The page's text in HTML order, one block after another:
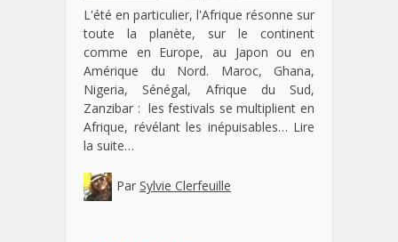
L'été en particulier, l'Afrique résonne sur
toute la planète, sur le continent
comme en Europe, au Japon ou en
Amérique du Nord. Maroc, Ghana,
Nigeria, Sénégal, Afrique du Sud,
Zanzibar : les festivals se multiplient en
Afrique, révélant les inépuisables… Lire
la suite…
Par Sylvie Clerfeuille